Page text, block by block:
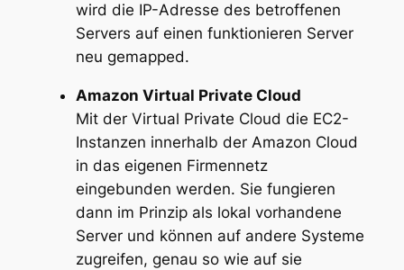
wird die IP-Adresse des betroffenen
Servers auf einen funktionieren Server
neu gemapped.
Amazon Virtual Private Cloud
Mit der Virtual Private Cloud die EC2-
Instanzen innerhalb der Amazon Cloud
in das eigenen Firmennetz
eingebunden werden. Sie fungieren
dann im Prinzip als lokal vorhandene
Server und können auf andere Systeme
zugreifen, genau so wie auf sie